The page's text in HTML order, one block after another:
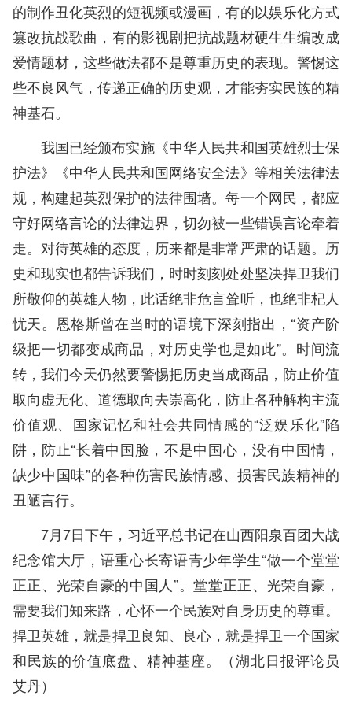
的制作丑化英烈的短视频或漫画，有的以娱乐化方式
篡改抗战歌曲，有的影视剧把抗战题材硬生生编改成
爱情题材，这些做法都不是尊重历史的表现。警惕这
些不良风气，传递正确的历史观，才能夯实民族的精
神基石。
我国已经颁布实施《中华人民共和国英雄烈士保
护法》《中华人民共和国网络安全法》等相关法律法
规，构建起英烈保护的法律围墙。每一个网民，都应
守好网络言论的法律边界，切勿被一些错误言论牵着
走。对待英雄的态度，历来都是非常严肃的话题。历
史和现实也都告诉我们，时时刻刻处处坚决捍卫我们
所敬仰的英雄人物，此话绝非危言耸听，也绝非杞人
忧天。恩格斯曾在当时的语境下深刻指出，“资产阶
级把一切都变成商品，对历史学也是如此”。时间流
转，我们今天仍然要警惕把历史当成商品，防止价值
取向虚无化、道德取向去崇高化，防止各种解构主流
价值观、国家记忆和社会共同情感的“泛娱乐化”陷
阱，防止“长着中国脸，不是中国心，没有中国情，
缺少中国味”的各种伤害民族情感、损害民族精神的
丑陋言行。
7月7日下午，习近平总书记在山西阳泉百团大战
纪念馆大厅，语重心长寄语青少年学生“做一个堂堂
正正、光荣自豪的中国人”。堂堂正正、光荣自豪，
需要我们知来路，心怀一个民族对自身历史的尊重。
捍卫英雄，就是捍卫良知、良心，就是捍卫一个国家
和民族的价值底盘、精神基座。（湖北日报评论员
艾丹）